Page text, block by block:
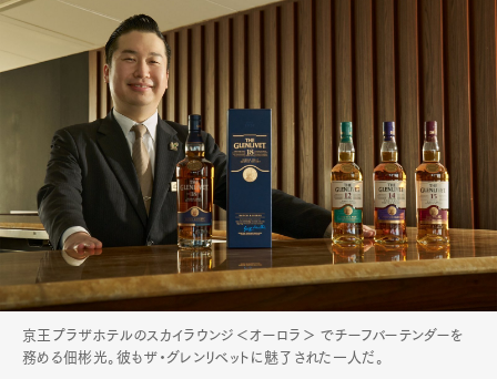
京王プラザホテルのスカイラウンジ＜オーロラ＞ でチーフバーテンダーを
務める佃彬光。彼もザ・グレンリベットに魅了された一人だ。